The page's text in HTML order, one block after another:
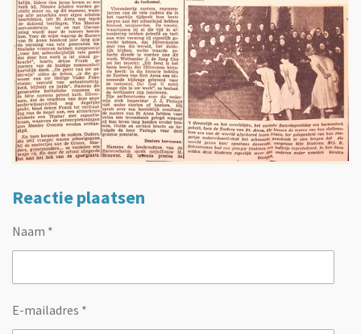
Reactie plaatsen
Naam *
E-mailadres *